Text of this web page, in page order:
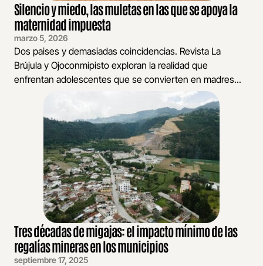
Silencio y miedo, las muletas en las que se apoya la
maternidad impuesta
marzo 5, 2026
Dos paises y demasiadas coincidencias. Revista La
Brújula y Ojoconmipisto exploran la realidad que
enfrentan adolescentes que se convierten en madres...
Tres décadas de migajas: el impacto mínimo de las
regalías mineras en los municipios
septiembre 17, 2025